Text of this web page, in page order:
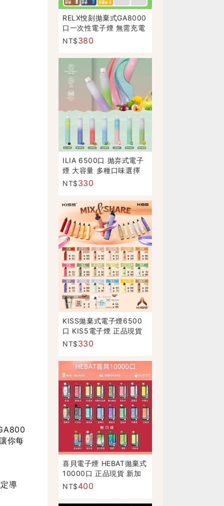
你每
導
RELX悅刻拋棄式GA8000
口一次性電子煙 無需充電
正品現貨
NT$380
ILIA 6500口 抛弃式電子
煙 大容量 多種口味選擇
NT$330
KISS拋棄式電子煙6500
口 KIS5電子煙 正品現貨
NT$330
喜貝電子煙 HEBAT拋棄式
10000口 正品現貨 新加
口味
NT$400